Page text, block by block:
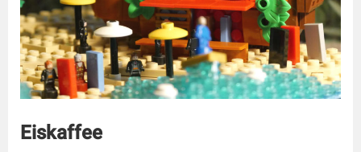
Eiskaffee